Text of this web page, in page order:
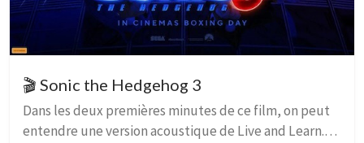
🎬 Sonic the Hedgehog 3
Dans les deux premières minutes de ce film, on peut
entendre une version acoustique de Live and Learn.